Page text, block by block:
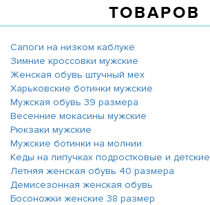
ТОВАРОВ
Сапоги на низком каблуке
Зимние кроссовки мужские
Женская обувь штучный мех
Харьковские ботинки мужские
Мужская обувь 39 размера
Весенние мокасины мужские
Рюкзаки мужские
Мужские ботинки на молнии
Кеды на липучках подростковые и детские
Летняя женская обувь 40 размера
Демисезонная женская обувь
Босоножки женские 38 размер